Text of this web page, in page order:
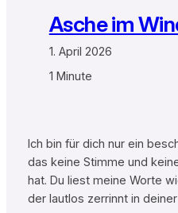
Asche im
1. April 2026
1 Minute
Ich bin für dich nur ein
das keine Stimme und
hat. Du liest meine Worte
der lautlos zerrinnt in